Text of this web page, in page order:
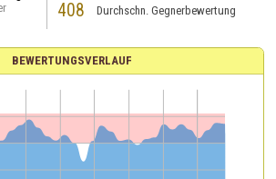
408 Durchschn. Gegnerbewertung
BEWERTUNGSVERLAUF